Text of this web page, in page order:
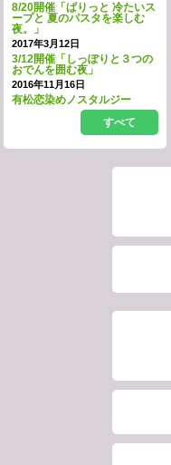
8/20開催「ぱりっと 冷たいス
ープと 夏のパスタを楽しむ
夜。」
2017年3月12日
3/12開催「しっぽりと３つの
おでんを囲む夜」
2016年11月16日
有松恋染めノスタルジー
すべて